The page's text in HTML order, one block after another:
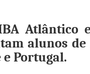
Atlântico
alunos de
Portugal.